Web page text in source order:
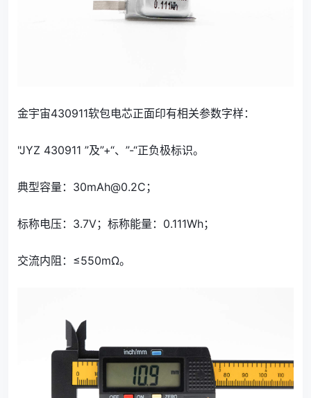
金宇宙430911软包电芯正面印有相关参数字样：
"JYZ 430911 ”及”+“、”-“正负极标识。
典型容量：30mAh@0.2C；
标称电压：3.7V；标称能量：0.111Wh；
交流内阻：≤550mΩ。